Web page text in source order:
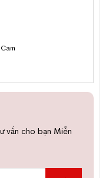
vấn cho bạn Miễn